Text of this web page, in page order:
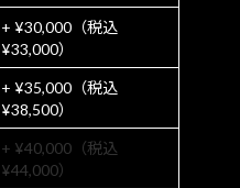
+ ¥30,000（税込
¥33,000）
+ ¥35,000（税込
¥38,500）
+ ¥40,000（税込
¥44,000）